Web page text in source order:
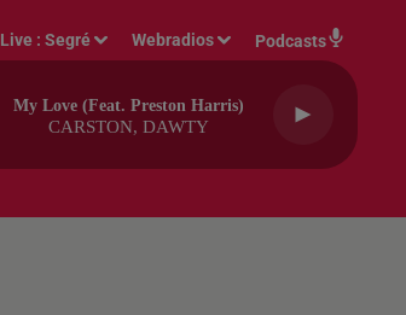
Live :Segré Webradios Podcasts
My Love (feat. Preston Harris)
CARSTON, DAWTY